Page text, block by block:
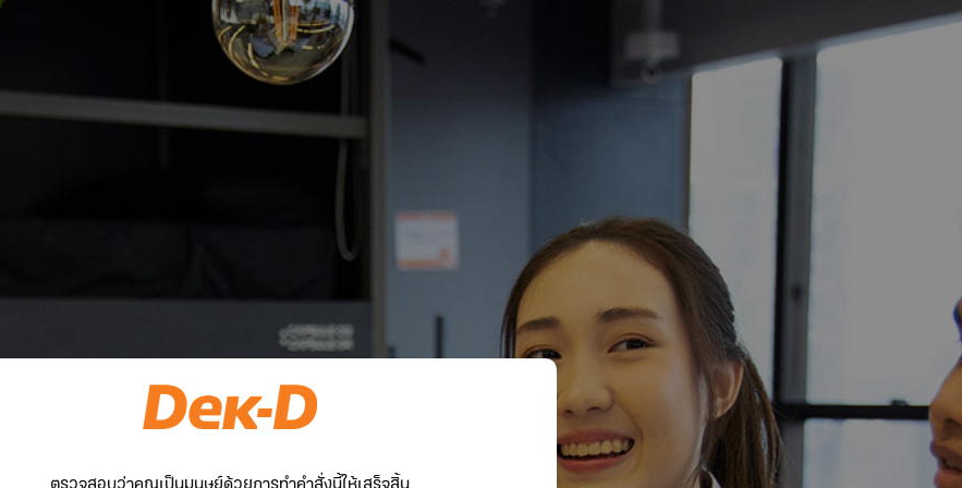
ตรวจสอบว่าคุณเป็นมนุษย์ด้วยการทำคำสั่งนี้ให้เสร็จสิ้น